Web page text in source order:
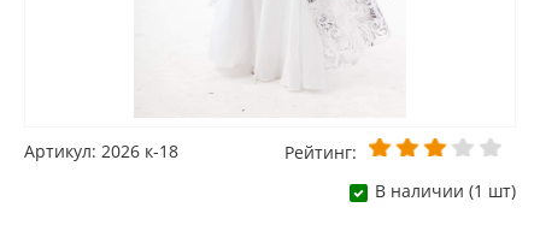
Артикул: 2026 к-18
Рейтинг:
В наличии (1 шт)